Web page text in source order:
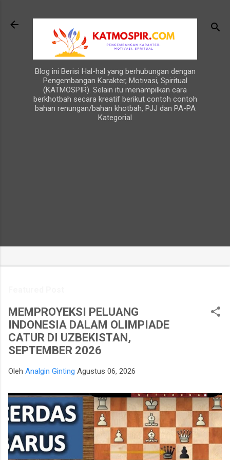
Blog ini Berisi Hal-hal yang berhubungan dengan
Pengembangan Karakter, Motivasi, Spiritual
(KATMOSPIR). Selain itu menampilkan cara
berkhotbah secara kreatif berikut contoh contoh
bahan renungan/bahan khotbah, PJJ dan PA-PA
Kategorial
MEMPROYEKSI PELUANG
INDONESIA DALAM OLIMPIADE
CATUR DI UZBEKISTAN,
SEPTEMBER 2026
Oleh Analgin Ginting Agustus 06, 2026